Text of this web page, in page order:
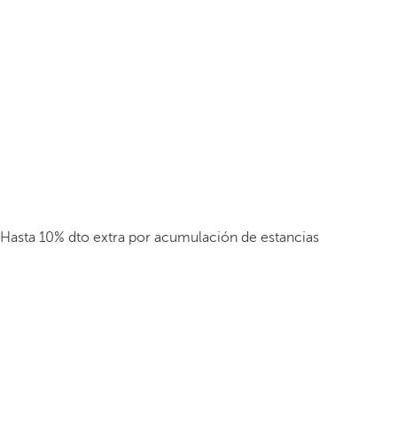
Hasta 10% dto extra por acumulación de estancias